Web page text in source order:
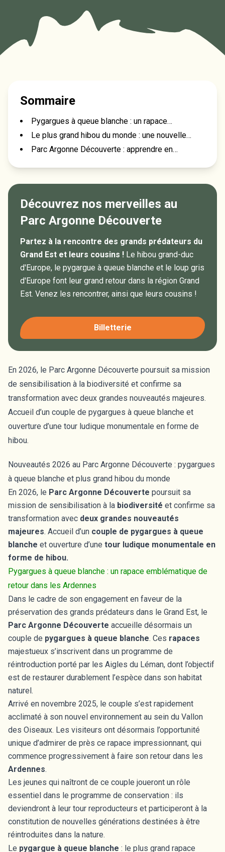
En 2026, le Parc Argonne Découverte poursuit sa mission
de sensibilisation à la biodiversité et confirme sa
transformation avec deux grandes nouveautés majeures.
Accueil d’un couple de pygargues à queue blanche et
ouverture d’une tour ludique monumentale en forme de
hibou.
Nouveautés 2026 au Parc Argonne Découverte : pygargues
à queue blanche et plus grand hibou du monde
En 2026, le Parc Argonne Découverte poursuit sa
mission de sensibilisation à la biodiversité et confirme sa
transformation avec deux grandes nouveautés
majeures. Accueil d’un couple de pygargues à queue
blanche et ouverture d’une tour ludique monumentale en
forme de hibou.
Pygargues à queue blanche : un rapace emblématique de
retour dans les Ardennes
Dans le cadre de son engagement en faveur de la
préservation des grands prédateurs dans le Grand Est, le
Parc Argonne Découverte accueille désormais un
couple de pygargues à queue blanche. Ces rapaces
majestueux s’inscrivent dans un programme de
réintroduction porté par les Aigles du Léman, dont l’objectif
est de restaurer durablement l’espèce dans son habitat
naturel.
Arrivé en novembre 2025, le couple s’est rapidement
acclimaté à son nouvel environnement au sein du Vallon
des Oiseaux. Les visiteurs ont désormais l’opportunité
unique d’admirer de près ce rapace impressionnant, qui
commence progressivement à faire son retour dans les
Ardennes.
Les jeunes qui naîtront de ce couple joueront un rôle
essentiel dans le programme de conservation : ils
deviendront à leur tour reproducteurs et participeront à la
constitution de nouvelles générations destinées à être
réintroduites dans la nature.
Le pygargue à queue blanche : le plus grand rapace
Sommaire
Pygargues à queue blanche : un rapace
emblématique de retour dans les Ardennes
Le plus grand hibou du monde : une nouvelle
attraction ludique et familiale
Parc Argonne Découverte : apprendre en
Découvrez nos merveilles au
Parc Argonne Découverte
Partez à la rencontre des grands prédateurs du
Grand Est et leurs cousins ! Le hibou grand-duc
d'Europe, le pygargue à queue blanche et le loup gris
d'Europe font leur grand retour dans la région Grand
Est. Venez les rencontrer, ainsi que leurs cousins !
Billetterie